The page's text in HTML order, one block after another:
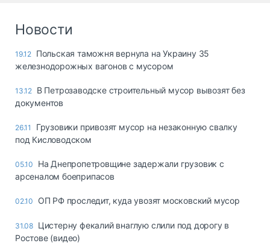
опасные грузы
страхование
Склады и
Коммерческий
транспорт
Спецтехника
Автосервис,
Новости
19.12 Польская таможня вернула на Украину 35
железнодорожных вагонов с мусором
13.12 В Петрозаводске строительный мусор вывозят без
документов
26.11
Грузовики привозят мусор на незаконную свалку
под Кисловодском
05.10
На Днепропетровщине задержали грузовик с
арсеналом боеприпасов
02.10 ОП РФ проследит, куда увозят московский мусор
31.08 Цистерну фекалий внаглую слили под дорогу в
Ростове (видео)